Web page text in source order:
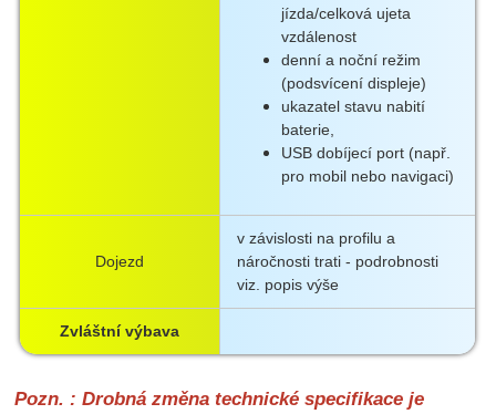
jízda/celková ujeta
vzdálenost
denní a noční režim
(podsvícení displeje)
ukazatel stavu nabití
baterie,
USB dobíjecí port (např.
pro mobil nebo navigaci)
Dojezd
v závislosti na profilu a
náročnosti trati - podrobnosti
viz. popis výše
Zvláštní výbava
Pozn. : Drobná změna technické specifikace je